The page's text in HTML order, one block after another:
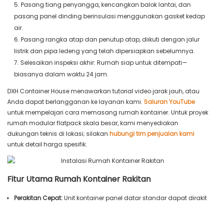
5. Pasang tiang penyangga, kencangkan balok lantai, dan
pasang panel dinding berinsulasi menggunakan gasket kedap
air.
6. Pasang rangka atap dan penutup atap, diikuti dengan jalur
listrik dan pipa ledeng yang telah dipersiapkan sebelumnya.
7. Selesaikan inspeksi akhir: Rumah siap untuk ditempati—
biasanya dalam waktu 24 jam.
DXH Container House menawarkan tutorial video jarak jauh, atau
Anda dapat berlangganan ke layanan kami. Saluran YouTube
untuk mempelajari cara memasang rumah kontainer. Untuk proyek
rumah modular flatpack skala besar, kami menyediakan
dukungan teknis di lokasi; silakan hubungi tim penjualan kami
untuk detail harga spesifik.
Fitur Utama Rumah Kontainer Rakitan
Perakitan Cepat:Unit kontainer panel datar standar dapat dirakit